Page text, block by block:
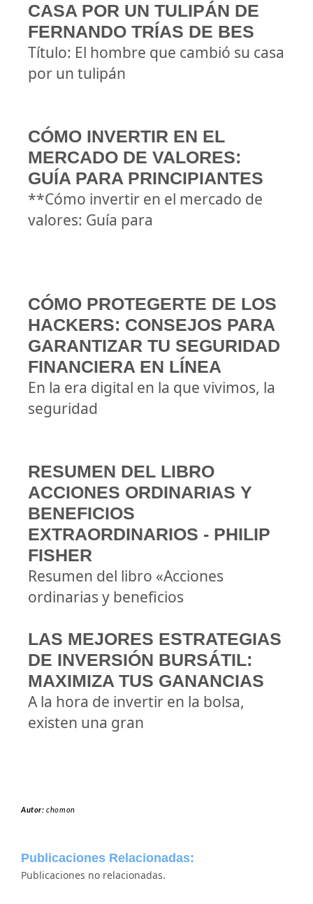
CASA POR UN TULIPÁN DE
FERNANDO TRÍAS DE BES
Título: El hombre que cambió su casa
por un tulipán
CÓMO INVERTIR EN EL
MERCADO DE VALORES:
GUÍA PARA PRINCIPIANTES
**Cómo invertir en el mercado de
valores: Guía para
CÓMO PROTEGERTE DE LOS
HACKERS: CONSEJOS PARA
GARANTIZAR TU SEGURIDAD
FINANCIERA EN LÍNEA
En la era digital en la que vivimos, la
seguridad
RESUMEN DEL LIBRO
ACCIONES ORDINARIAS Y
BENEFICIOS
EXTRAORDINARIOS - PHILIP
FISHER
Resumen del libro «Acciones
ordinarias y beneficios
LAS MEJORES ESTRATEGIAS
DE INVERSIÓN BURSÁTIL:
MAXIMIZA TUS GANANCIAS
A la hora de invertir en la bolsa,
existen una gran
Autor:chomon
Publicaciones Relacionadas:
Publicaciones no relacionadas.